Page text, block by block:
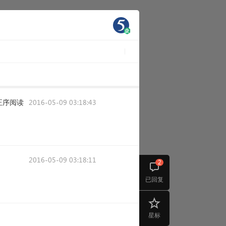
已回复
2
星标
序阅读 2016-05-09 03:18:43
2016-05-09 03:18:11